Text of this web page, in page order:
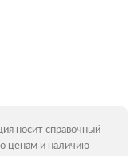
носит справочный
ценам и наличию